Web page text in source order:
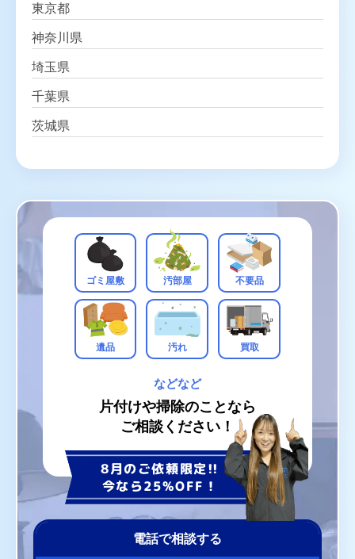
東京都
神奈川県
埼玉県
千葉県
茨城県
ゴミ屋敷 汚部屋 不要品
遺品 汚れ 買取
などなど
片付けや掃除のことなら
ご相談ください！
8月のご依頼限定!!
今なら25%OFF！
電話で相談する